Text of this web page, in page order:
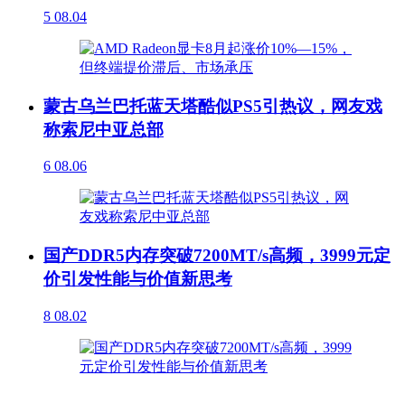
5 08.04
蒙古乌兰巴托蓝天塔酷似PS5引热议，网友戏
称索尼中亚总部
6 08.06
国产DDR5内存突破7200MT/s高频，3999元定
价引发性能与价值新思考
8 08.02